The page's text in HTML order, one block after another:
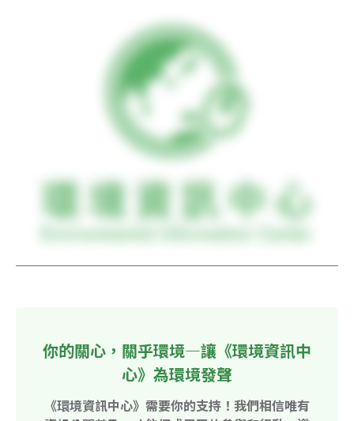
你的關心，關乎環境—讓《環境資訊中
心》為環境發聲
《環境資訊中心》需要你的支持！我們相信唯有